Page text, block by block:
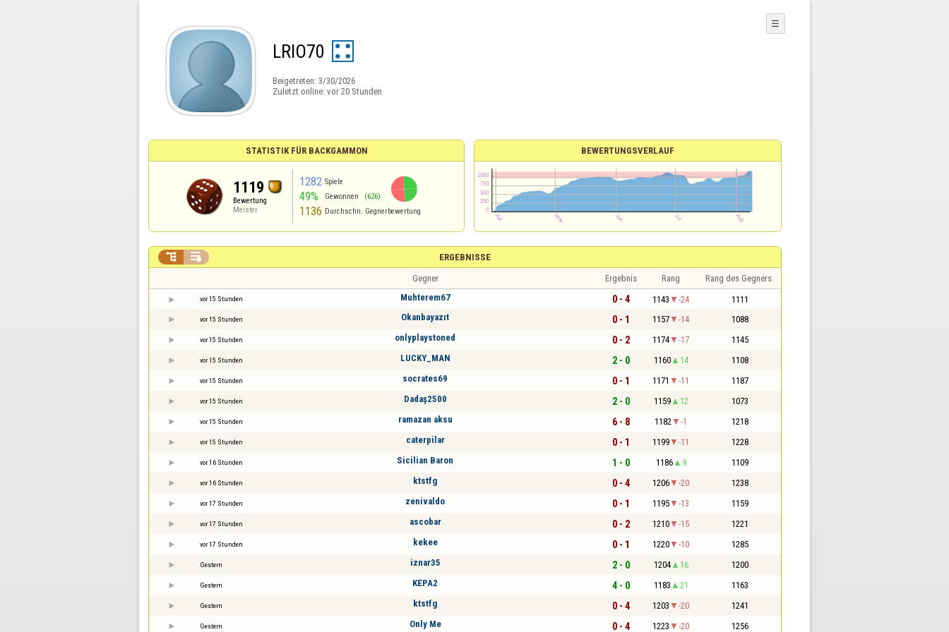
LRIO70
Beigetreten: 3/30/2026
Zuletzt online: vor 20 Stunden
☰
STATISTIK FÜR BACKGAMMON
1119
Bewertung
Meister
1282 Spiele
49% Gewonnen (626)
1136 Durchschn. Gegnerbewertung
BEWERTUNGSVERLAUF
ERGEBNISSE
 
Gegner Ergebnis Rang Rang des Gegners
vor 15 Stunden Muhterem67 0 - 4 1143 -24 1111
vor 15 Stunden Okanbayazıt 0 - 1 1157 -14 1088
vor 15 Stunden onlyplaystoned 0 - 2 1174 -17 1145
vor 15 Stunden LUCKY_MAN 2 - 0 1160 14 1108
vor 15 Stunden socrates69 0 - 1 1171 -11 1187
vor 15 Stunden Dadaş2500 2 - 0 1159 12 1073
vor 15 Stunden ramazan aksu 6 - 8 1182 -1 1218
vor 15 Stunden caterpilar 0 - 1 1199 -11 1228
vor 16 Stunden Sicilian Baron 1 - 0 1186 9 1109
vor 16 Stunden ktstfg 0 - 4 1206 -20 1238
vor 17 Stunden zenivaldo 0 - 1 1195 -13 1159
vor 17 Stunden ascobar 0 - 2 1210 -15 1221
vor 17 Stunden kekee 0 - 1 1220 -10 1285
Gestern iznar35 2 - 0 1204 16 1200
Gestern KEPA2 4 - 0 1183 21 1163
Gestern ktstfg 0 - 4 1203 -20 1241
Gestern Only Me 0 - 4 1223 -20 1256